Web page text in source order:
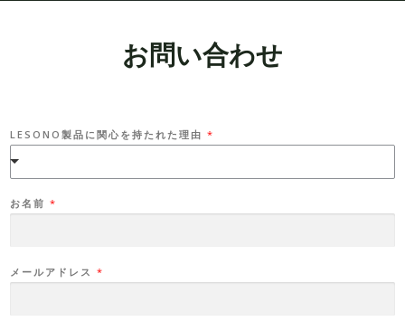
お問い合わせ
LESONO製品に関心を持たれた理由 *
お名前 *
メールアドレス *